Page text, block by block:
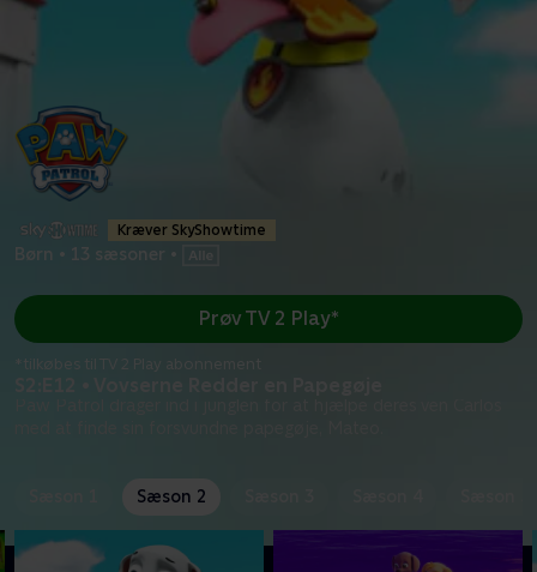
Kræver SkyShowtime
Børn • 13 sæsoner •
Prøv TV 2 Play*
*tilkøbes til TV 2 Play abonnement
Sæson 2